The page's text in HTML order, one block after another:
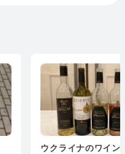
ウクライナのワイン